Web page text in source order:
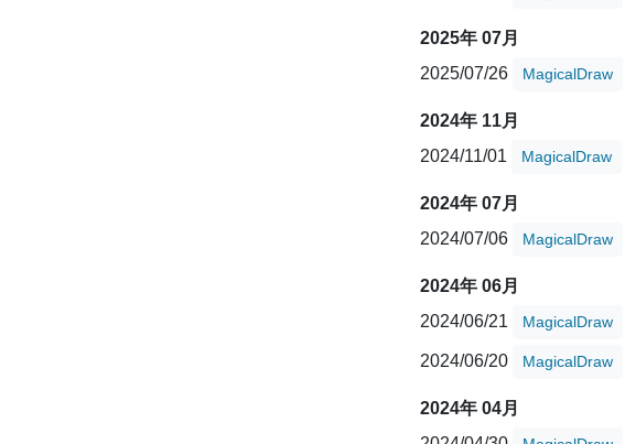
2025年 07月
2025/07/26
MagicalDraw
2024年 11月
2024/11/01
MagicalDraw
2024年 07月
2024/07/06
MagicalDraw
2024年 06月
2024/06/21
MagicalDraw
2024/06/20 MagicalDraw
2024年 04月